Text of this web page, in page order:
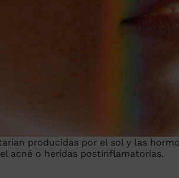
producidas por el sol y las
acné o heridas postinflamatorias.